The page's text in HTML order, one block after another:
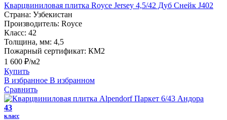
Кварцвиниловая плитка Royce Jersey 4,5/42 Дуб Снейк J402
Страна: Узбекистан
Производитель: Royce
Класс: 42
Толщина, мм: 4,5
Пожарный сертификат: КМ2
1 600 ₽/м2
Купить
В избранное В избранном
Сравнить
43
класс